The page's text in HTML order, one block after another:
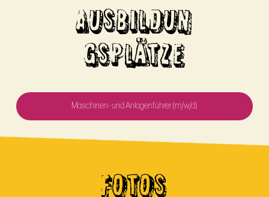
AUSBILDUN
GSPLÄTZE
Maschinen- und Anlagenführer (m/w/d)
FOTOS